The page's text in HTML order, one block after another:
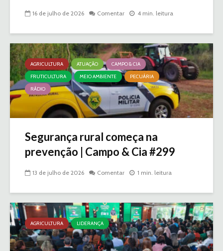
16 de julho de 2026 Comentar 4 min. leitura
AGRICULTURA ATUAÇÃO
CAMPO & CIA
FRUTICULTURA
MEIO AMBIENTE
PECUÁRIA
RÁDIO
Segurança rural começa na
prevenção | Campo & Cia #299
13 de julho de 2026 Comentar 1 min. leitura
AGRICULTURA LIDERANÇA